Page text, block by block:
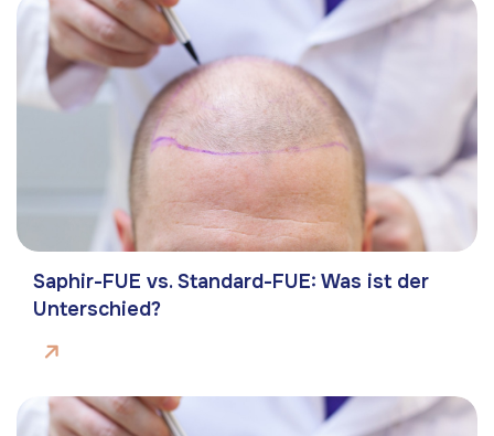
Saphir-FUE vs. Standard-FUE: Was ist der
Unterschied?